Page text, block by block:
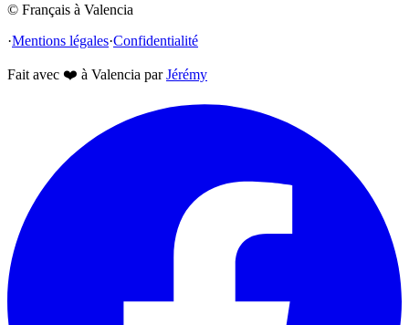
© Français à Valencia
·Mentions légales·Confidentialité
Fait avec ❤️ à Valencia par Jérémy